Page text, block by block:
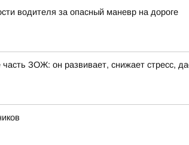
водителя за опасный маневр на дороге
ЗОЖ: он развивает, снижает стресс,